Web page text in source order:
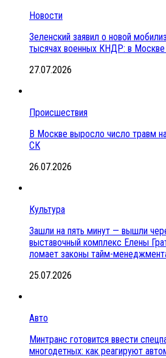
Новости
Зеленский заявил о новой
тысячах военных КНДР: в Москве
27.07.2026
Происшествия
В Москве выросло число травм
СК
26.07.2026
Культура
Зашли на пять минут — вышли
выставочный комплекс Елены
ломает законы тайм-
25.07.2026
Авто
Минтранс готовится ввести
многодетных: как реагируют